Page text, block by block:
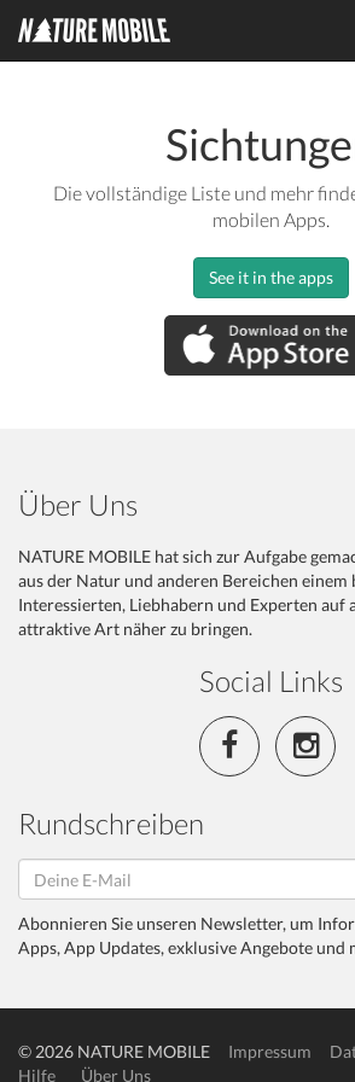
Die vollständige Liste und mehr
mobilen Apps.
See it in the apps
Über Uns
NATURE MOBILE hat sich zur Aufgabe
aus der Natur und anderen Bereichen
Interessierten, Liebhabern und Experten auf
attraktive Art näher zu bringen.
Social Links
Rundschreiben
Abonnieren Sie unseren Newsletter, um
Apps, App Updates, exklusive Angebote und
© 2026 NATURE MOBILE Impressum
Hilfe
Über Uns